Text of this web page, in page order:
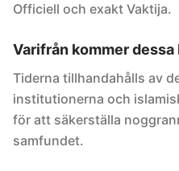
Officiell och exakt Vaktija.
Varifrån kommer
Tiderna tillhandahålls av
institutionerna och
för att säkerställa
samfundet.